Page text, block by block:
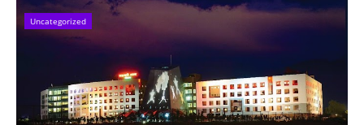
Uncategorized